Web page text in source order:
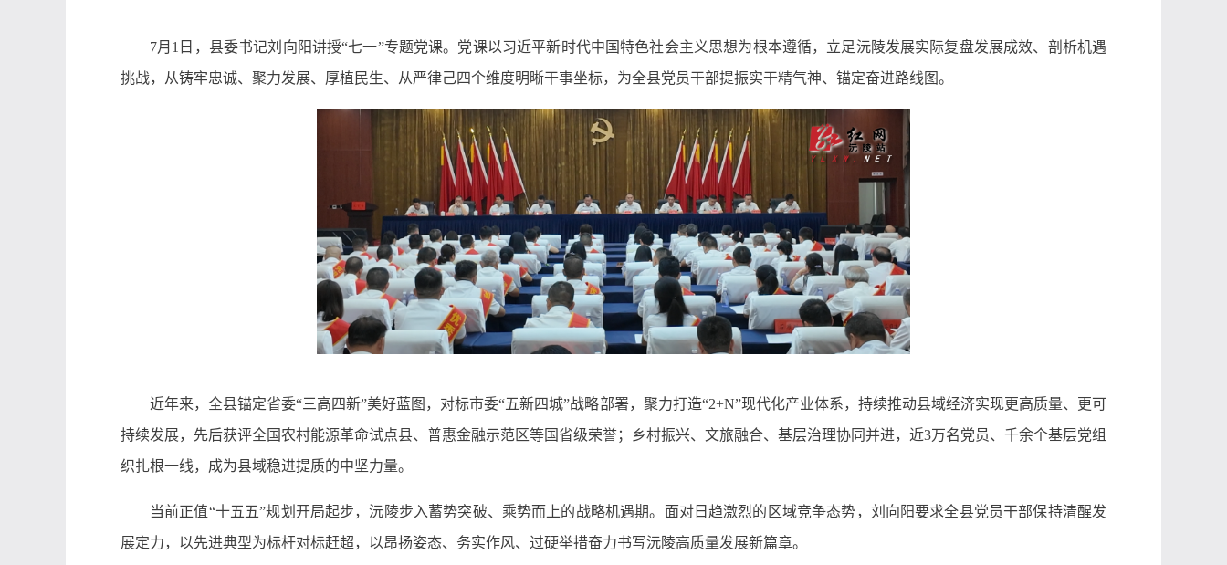
7月1日，县委书记刘向阳讲授“七一”专题党课。党课以习近平新时代中国特色社会主义思想为根本遵循，立足沅陵发展实际复盘发展成效、剖析机遇
挑战，从铸牢忠诚、聚力发展、厚植民生、从严律己四个维度明晰干事坐标，为全县党员干部提振实干精气神、锚定奋进路线图。
近年来，全县锚定省委“三高四新”美好蓝图，对标市委“五新四城”战略部署，聚力打造“2+N”现代化产业体系，持续推动县域经济实现更高质量、更可
持续发展，先后获评全国农村能源革命试点县、普惠金融示范区等国省级荣誉；乡村振兴、文旅融合、基层治理协同并进，近3万名党员、千余个基层党组
织扎根一线，成为县域稳进提质的中坚力量。
当前正值“十五五”规划开局起步，沅陵步入蓄势突破、乘势而上的战略机遇期。面对日趋激烈的区域竞争态势，刘向阳要求全县党员干部保持清醒发
展定力，以先进典型为标杆对标赶超，以昂扬姿态、务实作风、过硬举措奋力书写沅陵高质量发展新篇章。